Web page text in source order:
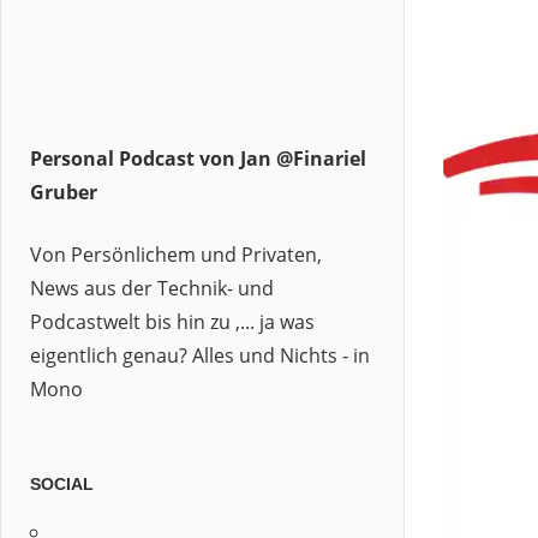
Personal Podcast von Jan @Finariel
Gruber
Von Persönlichem und Privaten,
News aus der Technik- und
Podcastwelt bis hin zu ,... ja was
eigentlich genau? Alles und Nichts - in
Mono
SOCIAL